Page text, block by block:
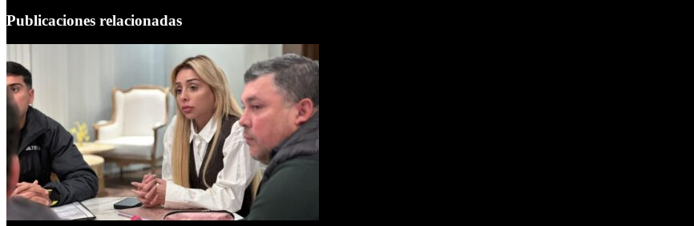
Publicaciones relacionadas